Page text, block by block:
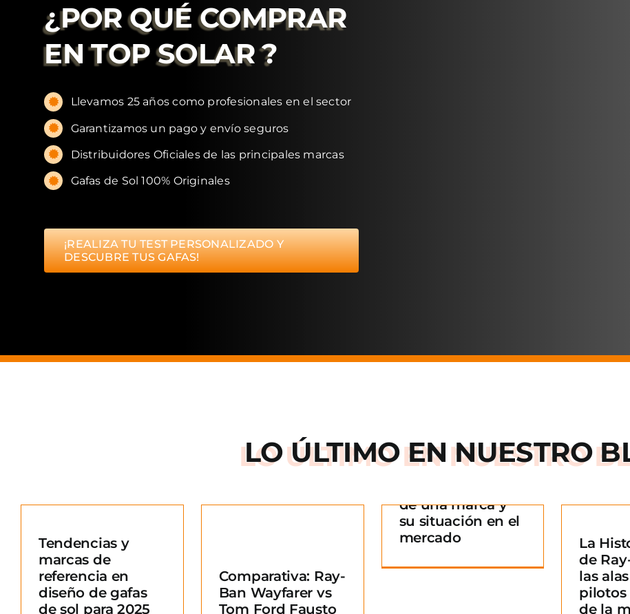
¿POR QUÉ COMPRAR
EN TOP SOLAR ?
Llevamos 25 años como profesionales en el sector
Garantizamos un pago y envío seguros
Distribuidores Oficiales de las principales marcas
Gafas de Sol 100% Originales
¡REALIZA TU TEST PERSONALIZADO Y
DESCUBRE TUS GAFAS!
LO ÚLTIMO ENNUESTRO
Tendencias y
marcas de
referencia en
diseño de gafas
de sol para 2025
Comparativa: Ray-
Ban Wayfarer vs
Tom Ford Fausto
Comparativa: Ray-
Ban Wayfarer vs
Tom Ford Fausto
mercado
de una marca y
su situación en el
mercado
La Historia detrás
de Ray-Ban: De las
La
de
las
pilotos
de la